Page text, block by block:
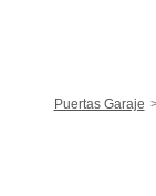
Puertas Garaje